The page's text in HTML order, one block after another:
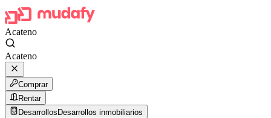
Acateno
Acateno
Comprar
Rentar
Desarrollos Desarrollos inmobiliarios